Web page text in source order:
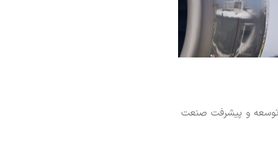
و پیشرفت صنعت